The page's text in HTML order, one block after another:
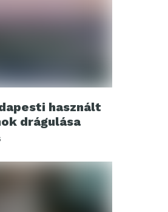
használt
drágulása